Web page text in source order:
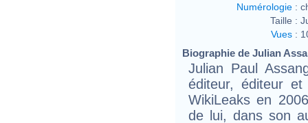
Numérologie :
Taille :
Vues :
Biographie de Julian
Julian Paul
éditeur, éditeur
WikiLeaks en
de lui, dans son